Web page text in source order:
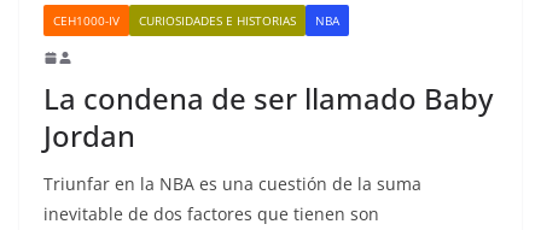
CEH1000-IV CURIOSIDADES E HISTORIAS NBA
La condena de ser llamado Baby
Jordan
Triunfar en la NBA es una cuestión de la suma
inevitable de dos factores que tienen son